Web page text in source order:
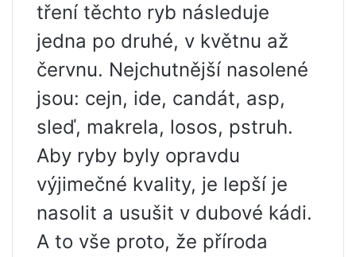
tření těchto ryb následuje
jedna po druhé, v květnu až
červnu. Nejchutnější nasolené
jsou: cejn, ide, candát, asp,
sleď, makrela, losos, pstruh.
Aby ryby byly opravdu
výjimečné kvality, je lepší je
nasolit a usušit v dubové kádi.
A to vše proto, že příroda